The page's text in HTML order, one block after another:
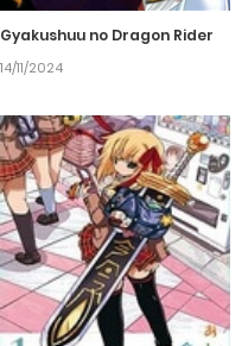
Gyakushuu no Dragon Rider
14/11/2024